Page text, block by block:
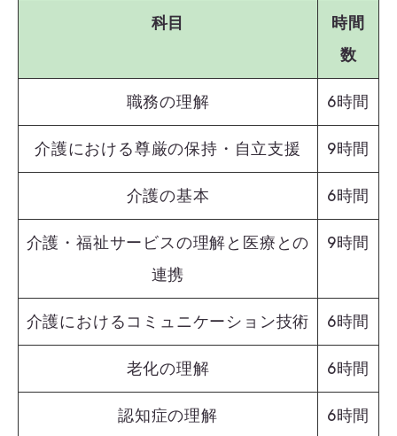
科目
時間
数
職務の理解 6時間
介護における尊厳の保持・自立支援 9時間
介護の基本 6時間
介護・福祉サービスの理解と医療との
連携
9時間
介護におけるコミュニケーション技術 6時間
老化の理解 6時間
認知症の理解 6時間